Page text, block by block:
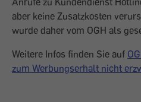
aber keine Zusatzkosten
wurde daher vom OGH als
Weitere Infos finden Sie auf
zum Werbungserhalt nicht